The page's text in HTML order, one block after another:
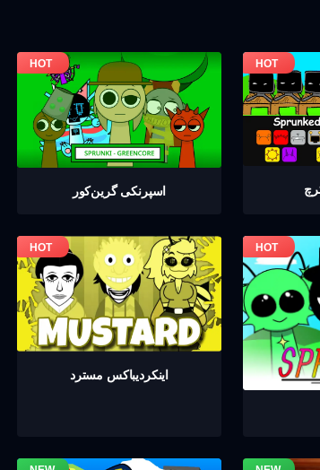
اسپرنکی گرين‌كور
اینکردیباكس مسترد